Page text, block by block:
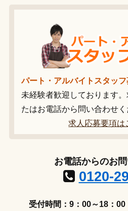
パート・アルバイトスタッフ
未経験者歓迎しております
たはお電話から問い合わせく
求人応募要項は
お電話からのお
0120-
受付時間：9：00～18：00